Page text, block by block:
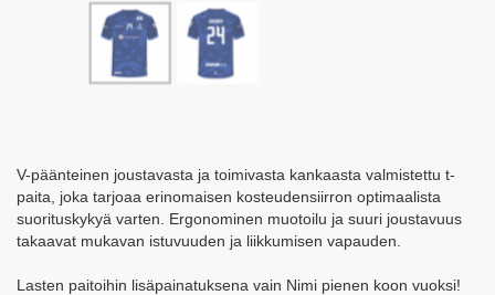
V-päänteinen joustavasta ja toimivasta kankaasta valmistettu t-
paita, joka tarjoaa erinomaisen kosteudensiirron optimaalista
suorituskykyä varten. Ergonominen muotoilu ja suuri joustavuus
takaavat mukavan istuvuuden ja liikkumisen vapauden.
Lasten paitoihin lisäpainatuksena vain Nimi pienen koon vuoksi!